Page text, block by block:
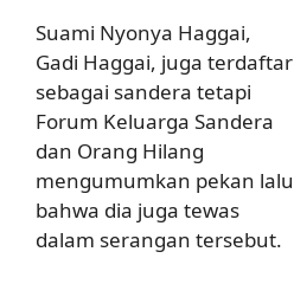
Suami Nyonya Haggai,
Gadi Haggai, juga terdaftar
sebagai sandera tetapi
Forum Keluarga Sandera
dan Orang Hilang
mengumumkan pekan lalu
bahwa dia juga tewas
dalam serangan tersebut.